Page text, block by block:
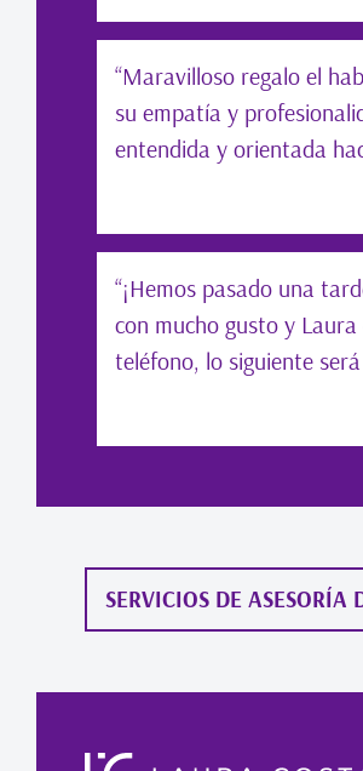
“Maravilloso regalo el
su empatía y
entendida y orientada
“¡Hemos pasado una
con mucho gusto y
teléfono, lo siguiente
SERVICIOS DE ASESORÍA